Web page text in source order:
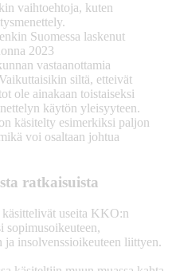
vaihtoehtoja, kuten
Suomessa laskenut
2023
vastaanottamia
siltä, etteivät
ole ainakaan toistaiseksi
käytön yleisyyteen.
käsitelty esimerkiksi paljon
voi osaltaan johtua
ratkaisuista
useita KKO:n
sopimusoikeuteen,
ja insolvenssioikeuteen liittyen.